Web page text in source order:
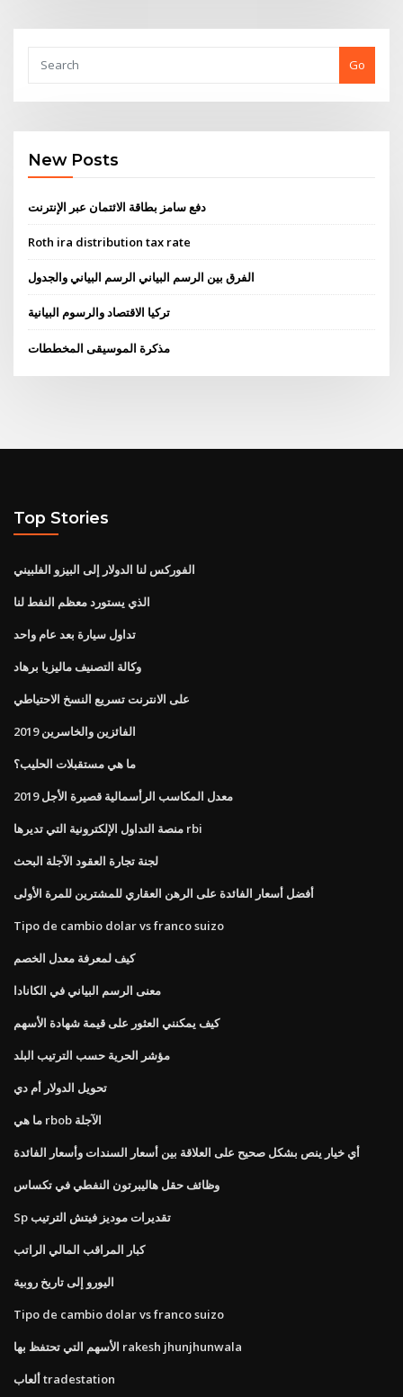
Go
New Posts
دفع سامز بطاقة الائتمان عبر الإنترنت
Roth ira distribution tax rate
الفرق بين الرسم البياني الرسم البياني والجدول
تركيا الاقتصاد والرسوم البيانية
مذكرة الموسيقى المخططات
Top Stories
الفوركس لنا الدولار إلى البيزو الفلبيني
الذي يستورد معظم النفط لنا
تداول سيارة بعد عام واحد
وكالة التصنيف ماليزيا برهاد
على الانترنت تسريع النسخ الاحتياطي
الفائزين والخاسرين 2019
ما هي مستقبلات الحليب؟
معدل المكاسب الرأسمالية قصيرة الأجل 2019
منصة التداول الإلكترونية التي تديرها rbi
لجنة تجارة العقود الآجلة البحث
أفضل أسعار الفائدة على الرهن العقاري للمشترين للمرة الأولى
Tipo de cambio dolar vs franco suizo
كيف لمعرفة معدل الخصم
معنى الرسم البياني في الكانادا
كيف يمكنني العثور على قيمة شهادة الأسهم
مؤشر الحرية حسب الترتيب البلد
تحويل الدولار أم دي
ما هي rbob الآجلة
أي خيار ينص بشكل صحيح على العلاقة بين أسعار السندات وأسعار الفائدة
وظائف حقل هاليبرتون النفطي في تكساس
Sp تقديرات موديز فيتش الترتيب
كبار المراقب المالي الراتب
اليورو إلى تاريخ روبية
Tipo de cambio dolar vs franco suizo
الأسهم التي تحتفظ بها rakesh jhunjhunwala
ألعاب tradestation